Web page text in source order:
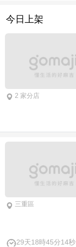
今日上架
2 家分店
三重區
29天18時45分14秒